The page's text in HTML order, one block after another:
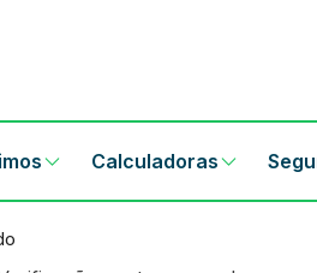
Calculadoras